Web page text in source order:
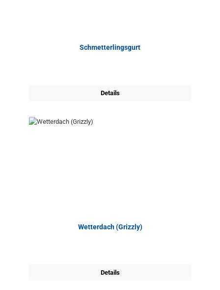
Schmetterlingsgurt
Details
Wetterdach (Grizzly)
Details